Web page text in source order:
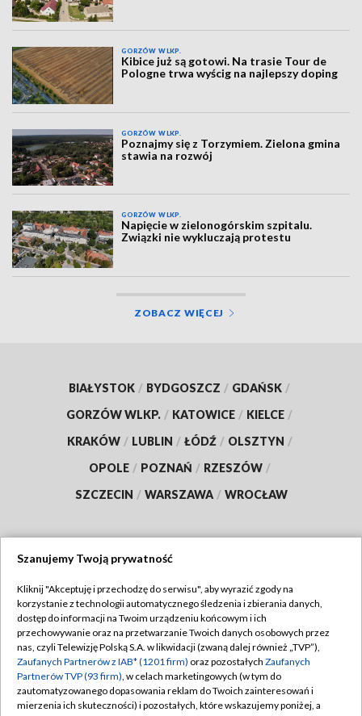
GORZÓW WLKP.
Kibice już są gotowi. Na trasie Tour de
Pologne trwa wyścig na najlepszy doping
GORZÓW WLKP.
Poznajmy się z Torzymiem. Zielona gmina
stawia na rozwój
GORZÓW WLKP.
Napięcie w zielonogórskim szpitalu.
Związki nie wykluczają protestu
ZOBACZ WIĘCEJ
BIAŁYSTOK / BYDGOSZCZ / GDAŃSK /
GORZÓW WLKP. / KATOWICE / KIELCE /
KRAKÓW / LUBLIN / ŁÓDŹ / OLSZTYN /
OPOLE / POZNAŃ / RZESZÓW /
SZCZECIN / WARSZAWA / WROCŁAW
TVP
Abonament TVP
Emisja w TVP
Centrum informacji TVP
Naziemna Telewizja Cyfrowa
Regulamin TVP
Polityka prywatności
Moje zgody
Szanujemy Twoją prywatność
Kliknij "Akceptuję i przechodzę do serwisu", aby wyrazić zgody na
korzystanie z technologii automatycznego śledzenia i zbierania danych,
dostęp do informacji na Twoim urządzeniu końcowym i ich
przechowywanie oraz na przetwarzanie Twoich danych osobowych przez
nas, czyli Telewizję Polską S.A. w likwidacji (zwaną dalej również „TVP”),
Zaufanych Partnerów z IAB* (1201 firm) oraz pozostałych Zaufanych
Partnerów TVP (93 firm), w celach marketingowych (w tym do
zautomatyzowanego dopasowania reklam do Twoich zainteresowań i
mierzenia ich skuteczności) i pozostałych, które wskazujemy poniżej, a